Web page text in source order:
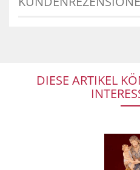
DIESE ARTIKEL